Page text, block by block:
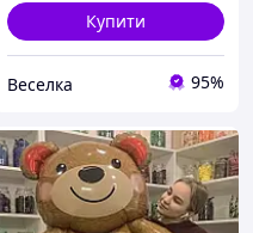
Купити
Веселка 95%